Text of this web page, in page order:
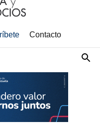
Contacto